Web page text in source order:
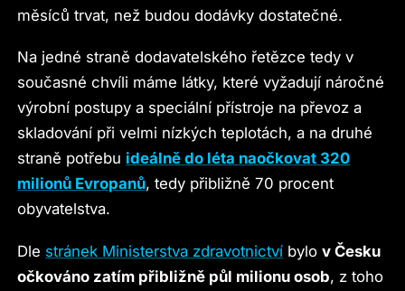
měsíců trvat, než budou dodávky dostatečné.
Na jedné straně dodavatelského řetězce tedy v
současné chvíli máme látky, které vyžadují náročné
výrobní postupy a speciální přístroje na převoz a
skladování při velmi nízkých teplotách, a na druhé
straně potřebu ideálně do léta naočkovat 320
milionů Evropanů, tedy přibližně 70 procent
obyvatelstva.
Dle stránek Ministerstva zdravotnictví bylov Česku
očkováno zatím přibližně půl milionu osob, z toho